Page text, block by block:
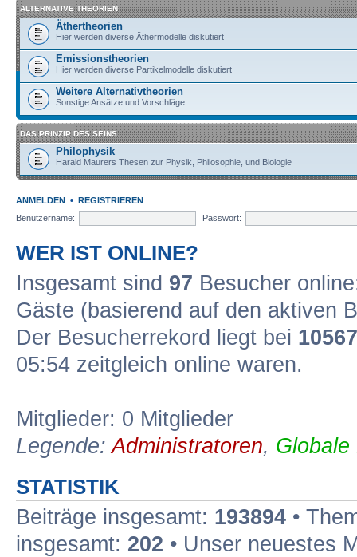
ALTERNATIVE THEORIEN
Äthertheorien
Hier werden diverse Äthermodelle diskutiert
Emissionstheorien
Hier werden diverse Partikelmodelle diskutiert
Weitere Alternativtheorien
Sonstige Ansätze und Vorschläge
DAS PRINZIP DES SEINS
Philophysik
Harald Maurers Thesen zur Physik, Philosophie, und Biologie
ANMELDEN • REGISTRIEREN
Benutzername:
Passwort:
WER IST ONLINE?
Insgesamt sind 97 Besucher
Gäste (basierend auf den aktiven
Der Besucherrekord liegt bei 10567
05:54 zeitgleich online waren.
Mitglieder: 0 Mitglieder
Legende:Administratoren, Globale
STATISTIK
Beiträge insgesamt: 193894 •
insgesamt: 202 • Unser neuestes